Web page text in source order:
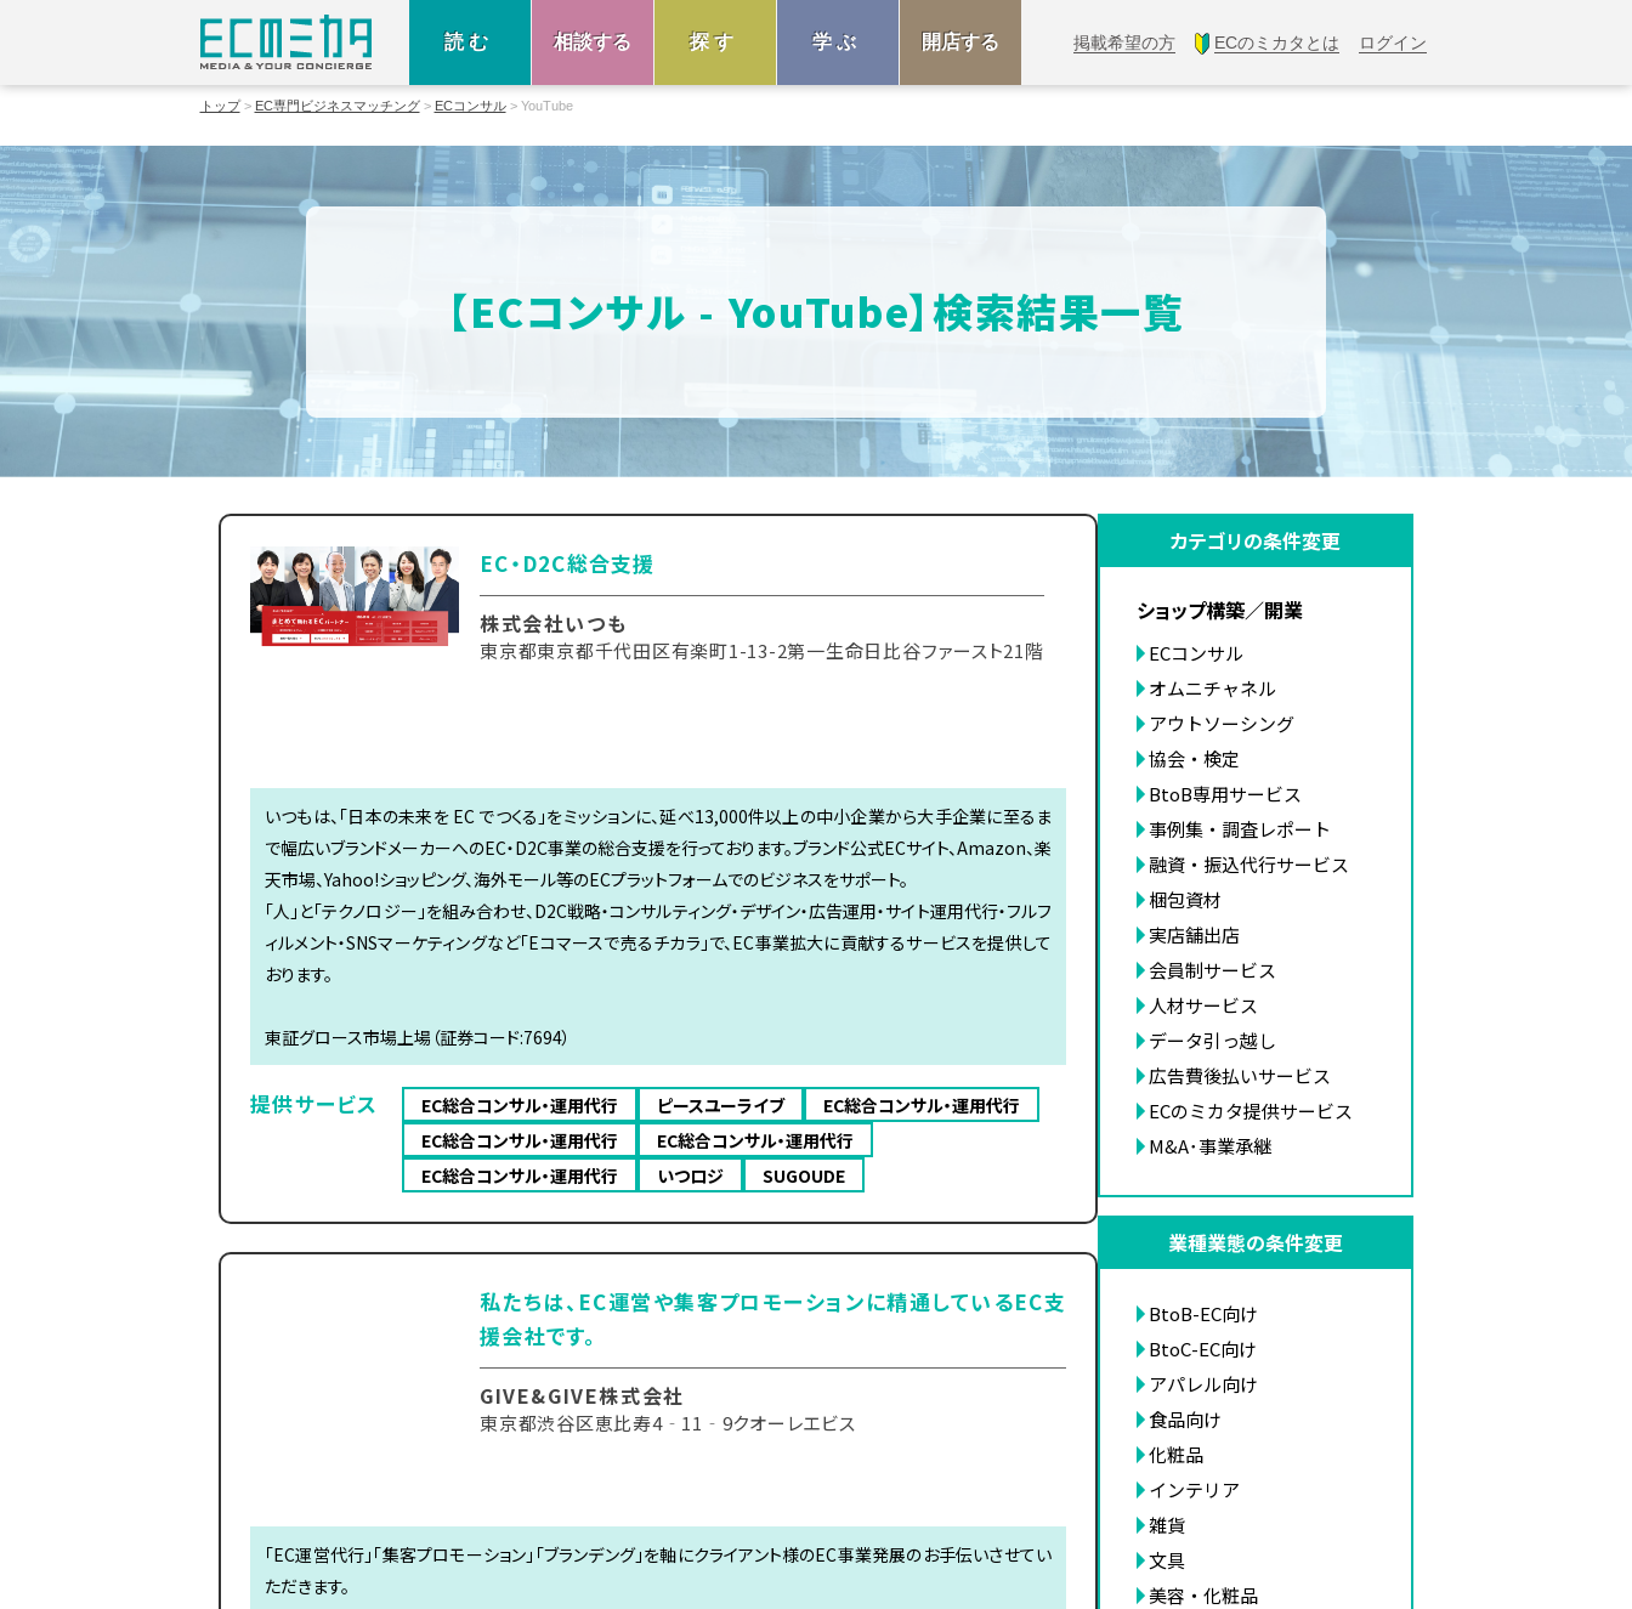
読む 相談する 探す 学ぶ 開店する 掲載希望の方 ECのミカタとは ログイン
トップ EC専門ビジネスマッチング ECコンサル YouTube
【ECコンサル - YouTube】検索結果一覧
EC・D2C総合支援
株式会社いつも
東京都東京都千代田区有楽町1-13-2第一生命日比谷ファースト21階
いつもは、「日本の未来を EC でつくる」をミッションに、延べ13,000件以上の中小企業から大手企業に至るま
で幅広いブランドメーカーへのEC・D2C事業の総合支援を行っております。ブランド公式ECサイト、Amazon、楽
天市場、Yahoo!ショッピング、海外モール等のECプラットフォームでのビジネスをサポート。
「人」と「テクノロジー」を組み合わせ、D2C戦略・コンサルティング・デザイン・広告運用・サイト運用代行・フルフ
ィルメント・SNSマーケティングなど「Eコマースで売るチカラ」で、EC事業拡大に貢献するサービスを提供して
おります。
東証グロース市場上場（証券コード:7694）
提供サービス EC総合コンサル・運用代行 ピースユーライブ
EC総合コンサル・運用代行
EC総合コンサル・運用代行
EC総合コンサル・運用代行
EC総合コンサル・運用代行
いつロジ SUGOUDE
私たちは、EC運営や集客プロモーションに精通しているEC支
援会社です。
GIVE&GIVE株式会社
東京都渋谷区恵比寿4‐11‐9クオーレエビス
「EC運営代行」「集客プロモーション」「ブランデング」を軸にクライアント様のEC事業発展のお手伝いさせてい
ただきます。
カテゴリの条件変更
ショップ構築／開業
ECコンサル
オムニチャネル
アウトソーシング
協会・検定
BtoB専用サービス
事例集・調査レポート
融資・振込代行サービス
梱包資材
実店舗出店
会員制サービス
人材サービス
データ引っ越し
広告費後払いサービス
ECのミカタ提供サービス
M&A･事業承継
業種業態の条件変更
BtoB-EC向け
BtoC-EC向け
アパレル向け
食品向け
化粧品
インテリア
雑貨
文具
美容・化粧品